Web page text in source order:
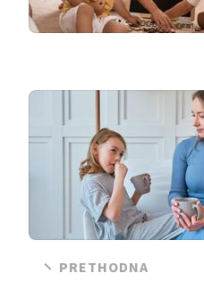
PRETHODNA